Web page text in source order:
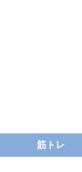
筋トレ